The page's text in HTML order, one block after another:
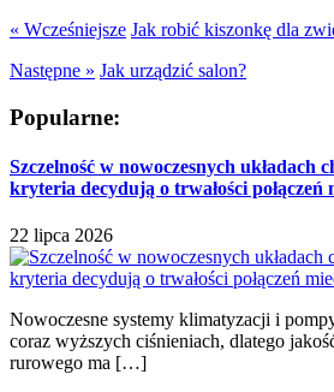
« Wcześniejsze Jak robić kiszonkę dla
Następne » Jak urządzić salon?
Popularne:
Szczelność w nowoczesnych układach
kryteria decydują o trwałości połączeń
22 lipca 2026
Nowoczesne systemy klimatyzacji i
coraz wyższych ciśnieniach, dlatego
rurowego ma […]